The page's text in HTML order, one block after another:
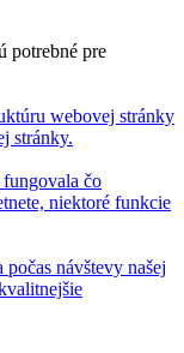
potrebné pre
webovej stránky
stránky.
fungovala čo
niektoré funkcie
návštevy našej